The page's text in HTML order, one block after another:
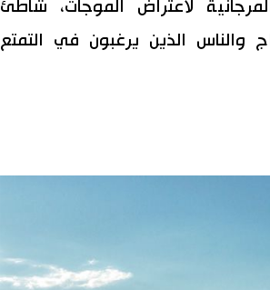
لاعتراض الموجات، شاطئ
الذين يرغبون في التمتع